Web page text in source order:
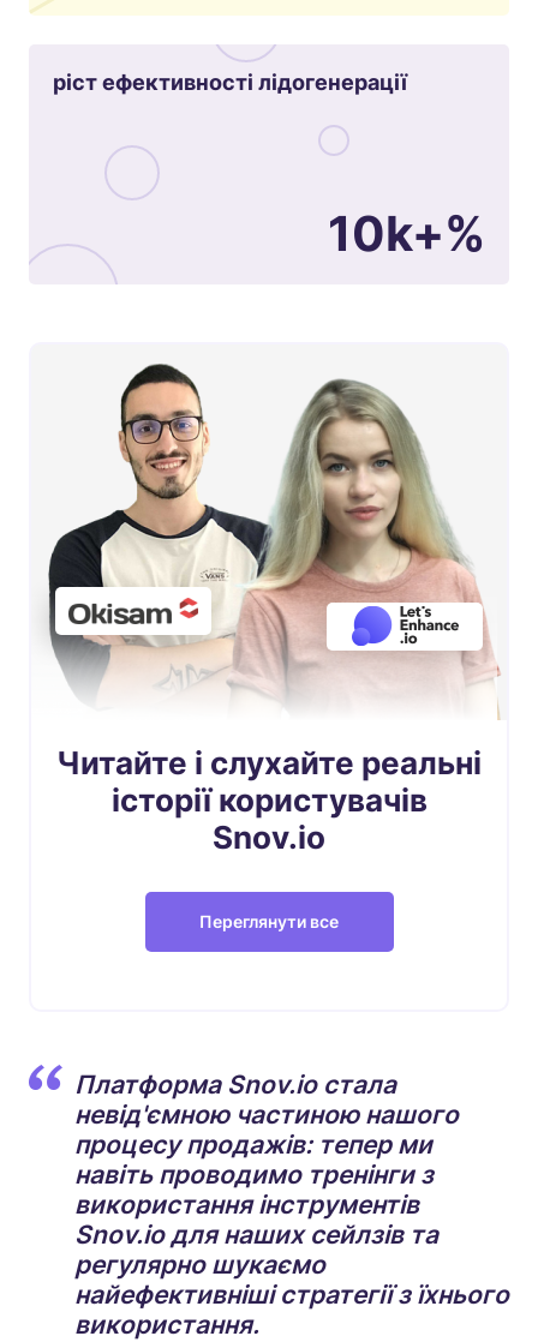
ріст ефективності лідогенерації
10k+%
Читайте і слухайте реальні
історії користувачів
Snov.io
Переглянути все
Платформа Snov.io стала
невід'ємною частиною нашого
процесу продажів: тепер ми
навіть проводимо тренінги з
використання інструментів
Snov.io для наших сейлзів та
регулярно шукаємо
найефективніші стратегії з їхнього
використання.